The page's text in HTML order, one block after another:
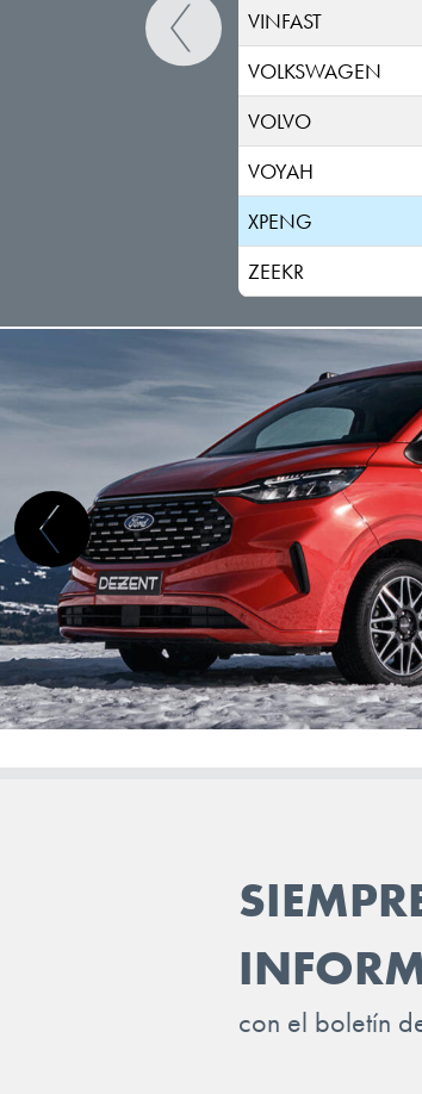
VINFAST
VOLKSWAGEN
VOLVO
VOYAH
XPENG
ZEEKR
con el boletín